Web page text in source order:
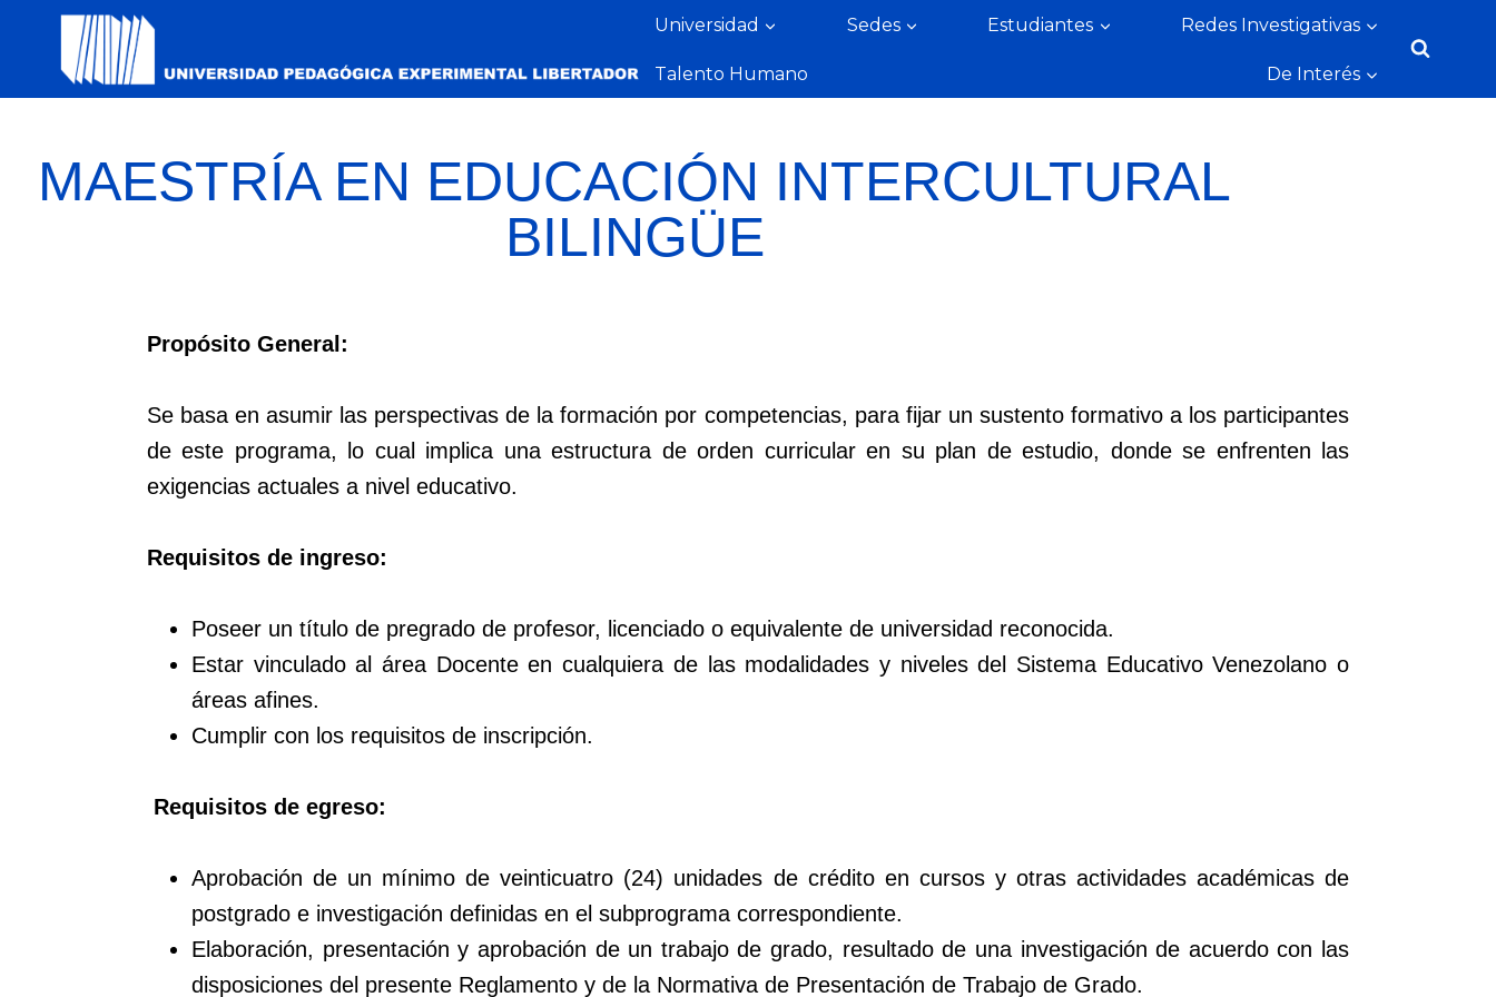
Universidad Sedes Estudiantes Redes Investigativas
Talento Humano De Interés
MAESTRÍA EN EDUCACIÓN INTERCULTURAL
BILINGÜE
Propósito General:
Se basa en asumir las perspectivas de la formación por competencias, para fijar un sustento formativo a los participantes
de este programa, lo cual implica una estructura de orden curricular en su plan de estudio, donde se enfrenten las
exigencias actuales a nivel educativo.
Requisitos de ingreso:
Poseer un título de pregrado de profesor, licenciado o equivalente de universidad reconocida.
Estar vinculado al área Docente en cualquiera de las modalidades y niveles del Sistema Educativo Venezolano o
áreas afines.
Cumplir con los requisitos de inscripción.
Requisitos de egreso:
Aprobación de un mínimo de veinticuatro (24) unidades de crédito en cursos y otras actividades académicas de
postgrado e investigación definidas en el subprograma correspondiente.
Elaboración, presentación y aprobación de un trabajo de grado, resultado de una investigación de acuerdo con las
disposiciones del presente Reglamento y de la Normativa de Presentación de Trabajo de Grado.